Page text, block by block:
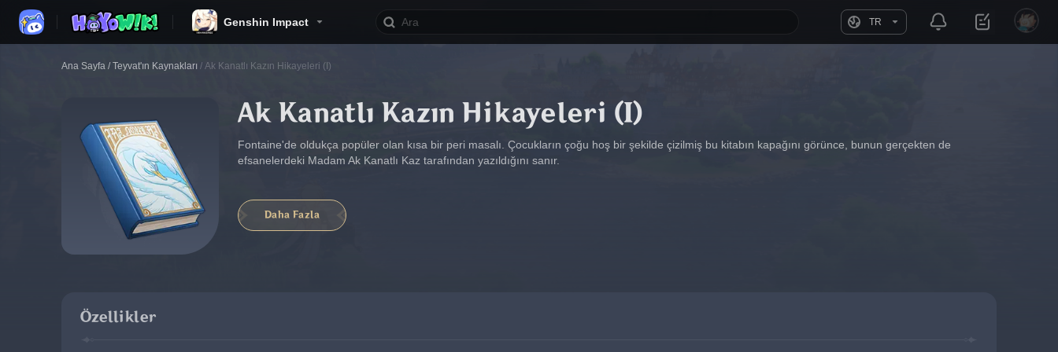
Genshin Impact TR
Ana Sayfa / Teyvat'ın Kaynakları / Ak Kanatlı Kazın Hikayeleri (I)
Ak Kanatlı Kazın Hikayeleri (I)
Fontaine'de oldukça popüler olan kısa bir peri masalı. Çocukların çoğu hoş bir şekilde çizilmiş bu kitabın kapağını görünce, bunun gerçekten de
efsanelerdeki Madam Ak Kanatlı Kaz tarafından yazıldığını sanır.
Daha Fazla
Özellikler